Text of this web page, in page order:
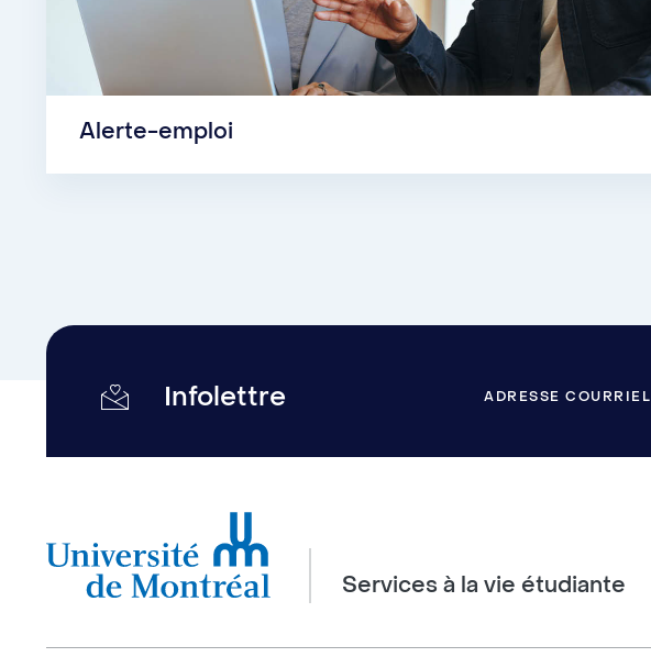
Alerte-emploi
Infolettre ADRESSE COURRIEL
Services à la vie étudiante